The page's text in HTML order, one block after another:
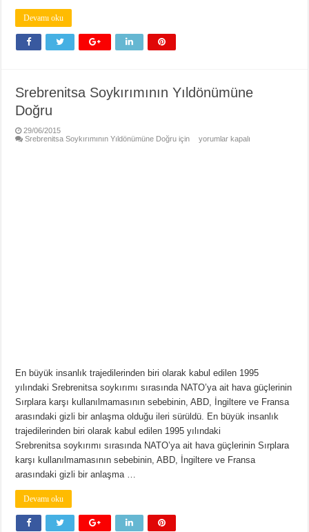
Devamı oku
Srebrenitsa Soykırımının Yıldönümüne
Doğru
29/06/2015
Srebrenitsa Soykırımının Yıldönümüne Doğru için
yorumlar kapalı
En büyük insanlık trajedilerinden biri olarak kabul edilen 1995
yılındaki Srebrenitsa soykırımı sırasında NATO’ya ait hava güçlerinin
Sırplara karşı kullanılmamasının sebebinin, ABD, İngiltere ve Fransa
arasındaki gizli bir anlaşma olduğu ileri sürüldü. En büyük insanlık
trajedilerinden biri olarak kabul edilen 1995 yılındaki
Srebrenitsa soykırımı sırasında NATO’ya ait hava güçlerinin Sırplara
karşı kullanılmamasının sebebinin, ABD, İngiltere ve Fransa
arasındaki gizli bir anlaşma …
Devamı oku